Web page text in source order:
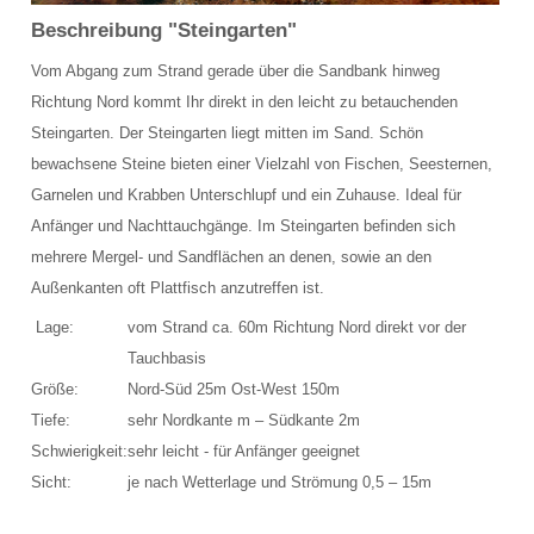
Verkauf und Vermietung von Ausrüstung
Das Team der Tauchbasis
Schnuppertauchen in der Ostsee
Tauchausbildung SSI
Werde SSI Dive Professional
Termine Tauchausbildung
TAUCHCLUB BALTIC
Beschreibung "Steingarten"
Vom Abgang zum Strand gerade über die Sandbank hinweg
Richtung Nord kommt Ihr direkt in den leicht zu betauchenden
Steingarten. Der Steingarten liegt mitten im Sand. Schön
bewachsene Steine bieten einer Vielzahl von Fischen, Seesternen,
Garnelen und Krabben Unterschlupf und ein Zuhause. Ideal für
Anfänger und Nachttauchgänge. Im Steingarten befinden sich
mehrere Mergel- und Sandflächen an denen, sowie an den
Außenkanten oft Plattfisch anzutreffen ist.
Lage:
vom Strand ca. 60m Richtung Nord direkt vor der
Tauchbasis
Größe:
Nord-Süd 25m Ost-West 150m
Tiefe:
sehr Nordkante m – Südkante 2m
Schwierigkeit:sehr leicht - für Anfänger geeignet
Sicht:
je nach Wetterlage und Strömung 0,5 – 15m